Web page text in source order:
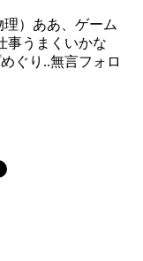
）ああ、ゲーム
事うまくいかな
ぐり..無言フォロ